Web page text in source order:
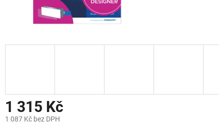
1 315 Kč
1 087 Kč bez DPH